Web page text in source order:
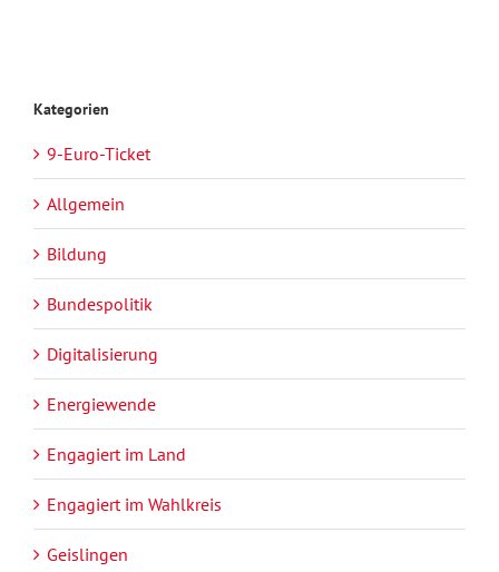
Kategorien
9-Euro-Ticket
Allgemein
Bildung
Bundespolitik
Digitalisierung
Energiewende
Engagiert im Land
Engagiert im Wahlkreis
Geislingen